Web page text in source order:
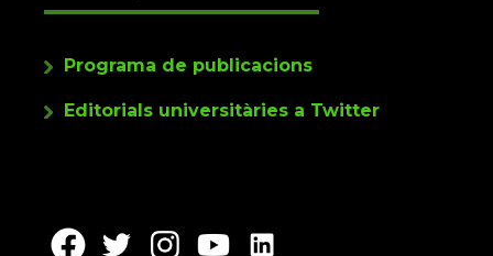
Programa de publicacions
Editorials universitàries a Twitter